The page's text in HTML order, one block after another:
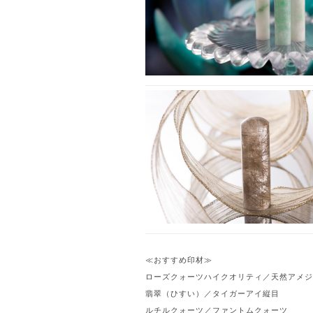
≪おすすめ印材≫
ローズクォーツハイクオリティ／天然アメ
翡翠（ひすい）／タイガーアイ縦目
ルチルクォーツ／ファントムクォーツ